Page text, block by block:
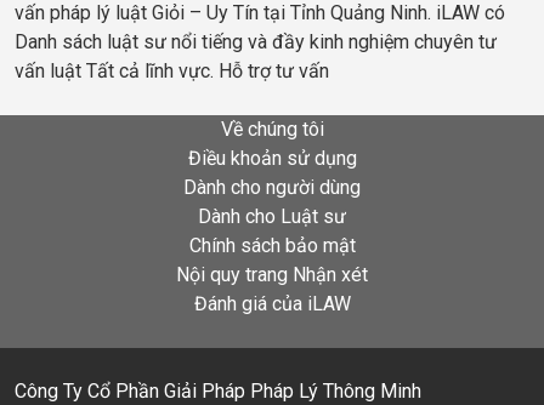
vấn pháp lý luật Giỏi – Uy Tín tại Tỉnh Quảng Ninh. iLAW có
Danh sách luật sư nổi tiếng và đầy kinh nghiệm chuyên tư
vấn luật Tất cả lĩnh vực. Hỗ trợ tư vấn
Về chúng tôi
Điều khoản sử dụng
Dành cho người dùng
Dành cho Luật sư
Chính sách bảo mật
Nội quy trang Nhận xét
Đánh giá của iLAW
Công Ty Cổ Phần Giải Pháp Pháp Lý Thông Minh